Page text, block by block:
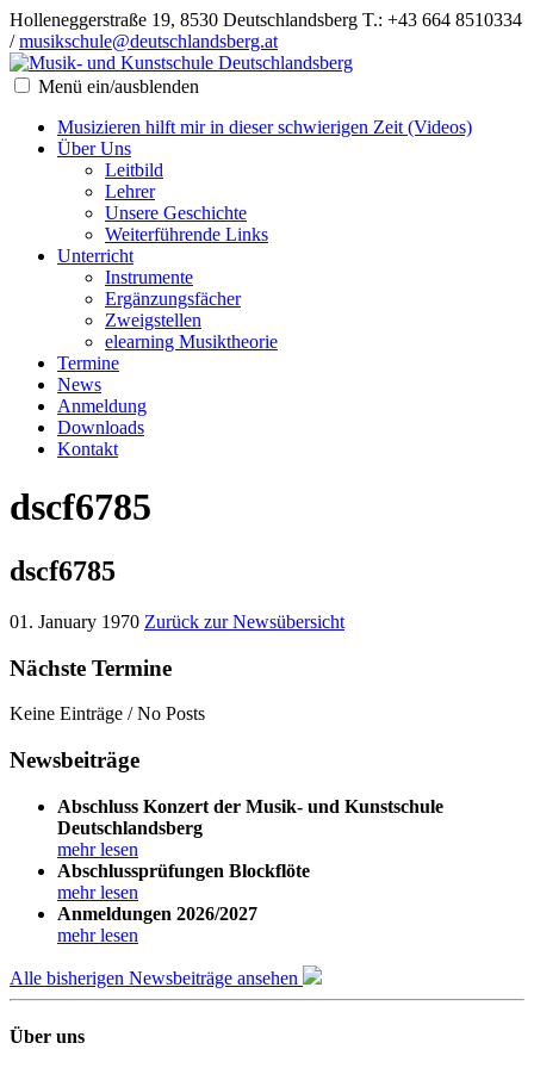
Holleneggerstraße 19, 8530 Deutschlandsberg T.: +43 664 8510334
/musikschule@deutschlandsberg.at
Menü ein/ausblenden
Musizieren hilft mir in dieser schwierigen Zeit (Videos)
Über Uns
Leitbild
Lehrer
Unsere Geschichte
Weiterführende Links
Unterricht
Instrumente
Ergänzungsfächer
Zweigstellen
elearning Musiktheorie
Termine
News
Anmeldung
Downloads
Kontakt
dscf6785
dscf6785
01. January 1970 Zurück zur Newsübersicht
Nächste Termine
Keine Einträge / No Posts
Newsbeiträge
Abschluss Konzert der Musik- und Kunstschule
Deutschlandsberg
mehr lesen
Abschlussprüfungen Blockflöte
mehr lesen
Anmeldungen 2026/2027
mehr lesen
Alle bisherigen Newsbeiträge ansehen
Über uns